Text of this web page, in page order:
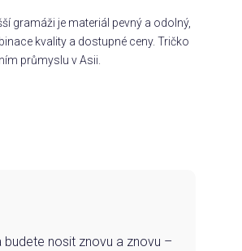
gramáži je materiál pevný a odolný,
kvality a dostupné ceny. Tričko
průmyslu v Asii.
nosit znovu a znovu –